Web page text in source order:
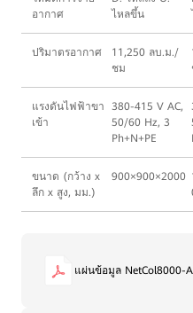
อากาศ
ไหลขึ้น
ปริมาตรอากาศ
11,250 ลบ.ม./
ชม
แรงดันไฟฟ้าขา
เข้า
380-415 V AC,
50/60 Hz, 3
Ph+N+PE
ขนาด (กว้าง x
ลึก x สูง, มม.)
900×900×2000
แผ่นข้อมูล NetCol8000-A